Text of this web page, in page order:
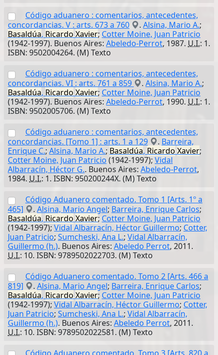
Código aduanero : comentarios, antecedentes,
concordancias. V : arts. 673 a 760
. Alsina, Mario A.;
Basaldúa, Ricardo Xavier; Cotter Moine, Juan Patricio
(1942-1997). Buenos Aires: Abeledo-Perrot, 1987. U.I.: 1.
ISBN: 9502004264. (M) Texto
Código aduanero : comentarios, antecedentes,
concordancias. VI : arts. 761 a 859
. Alsina, Mario A.;
Basaldúa, Ricardo Xavier; Cotter Moine, Juan Patricio
(1942-1997). Buenos Aires: Abeledo-Perrot, 1990. U.I.: 1.
ISBN: 9502005706. (M) Texto
Código aduanero : comentarios, antecedentes,
concordancias. [Tomo 1] : arts. 1 a 129
. Barreira,
Enrique C.; Alsina, Mario A.; Basaldúa, Ricardo Xavier;
Cotter Moine, Juan Patricio (1942-1997); Vidal
Albarracín, Héctor G.. Buenos Aires: Abeledo-Perrot,
1984. U.I.: 1. ISBN: 950200244X. (M) Texto
Código Aduanero comentado. Tomo 1 [Arts. 1º a
465]
. Alsina, Mario Angel; Barreira, Enrique Carlos;
Basaldúa, Ricardo Xavier; Cotter Moine, Juan Patricio
(1942-1997); Vidal Albarracín, Héctor Guillermo; Cotter,
Juan Patricio; Sumcheski, Ana L.; Vidal Albarracín,
Guillermo (h.). Buenos Aires: Abeledo Perrot, 2011.
U.I.: 10. ISBN: 9789502022703. (M) Texto
Código Aduanero comentado. Tomo 2 [Arts. 466 a
819]
. Alsina, Mario Angel; Barreira, Enrique Carlos;
Basaldúa, Ricardo Xavier; Cotter Moine, Juan Patricio
(1942-1997); Vidal Albarracín, Héctor Guillermo; Cotter,
Juan Patricio; Sumcheski, Ana L.; Vidal Albarracín,
Guillermo (h.). Buenos Aires: Abeledo Perrot, 2011.
U.I.: 10. ISBN: 9789502022581. (M) Texto